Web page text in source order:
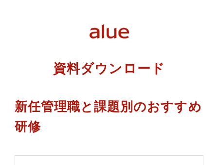
資料ダウンロード
新任管理職と課題別のおすすめ
研修